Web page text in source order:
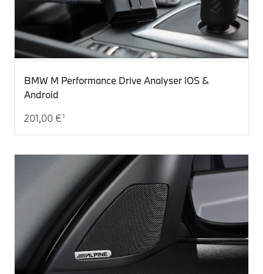
BMW M Performance Drive Analyser iOS &
Android
Aktueller Preis: 201,00 €
201,00 € 1